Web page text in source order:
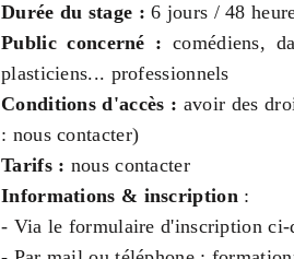
Durée du stage :6 jours / 48
Public concerné : comédiens,
plasticiens... professionnels
Conditions d'accès : avoir des
: nous contacter)
Tarifs : nous contacter
Informations & inscription:
- Via le formulaire d'inscription ci-